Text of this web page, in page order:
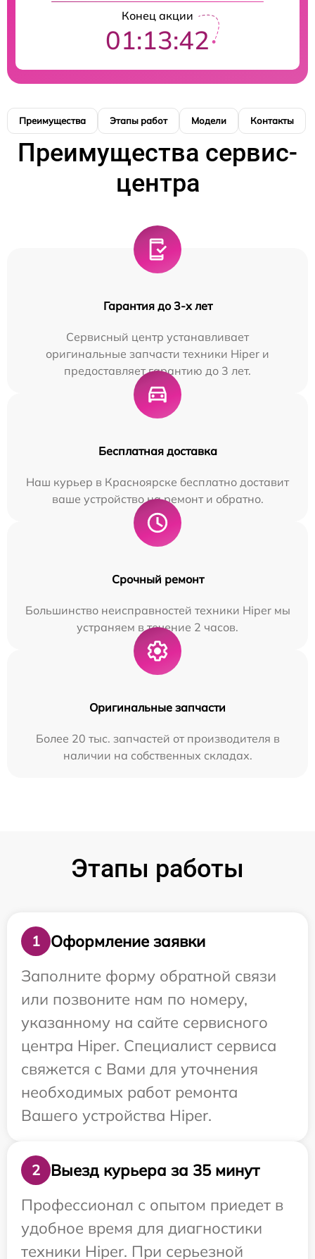
Конец акции
01:13:42
Преимущества Этапы работ Модели Контакты
Преимущества сервис-
центра
Гарантия до 3-х лет
Сервисный центр устанавливает
оригинальные запчасти техники Hiper и
предоставляет гарантию до 3 лет.
Бесплатная доставка
Наш курьер в Красноярске бесплатно доставит
ваше устройство на ремонт и обратно.
Срочный ремонт
Большинство неисправностей техники Hiper мы
устраняем в течение 2 часов.
Оригинальные запчасти
Более 20 тыс. запчастей от производителя в
наличии на собственных складах.
Этапы работы
1
Оформление заявки
Заполните форму обратной связи
или позвоните нам по номеру,
указанному на сайте сервисного
центра Hiper. Специалист сервиса
свяжется с Вами для уточнения
необходимых работ ремонта
Вашего устройства Hiper.
2
Выезд курьера за 35 минут
Профессионал с опытом приедет в
удобное время для диагностики
техники Hiper. При серьезной